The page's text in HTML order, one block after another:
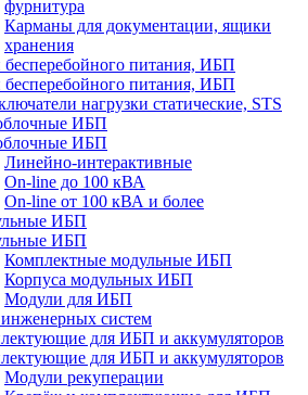
фурнитура
Карманы для документации, ящики
хранения
питания, ИБП
питания, ИБП
нагрузки статические, STS
ИБП
ИБП
Линейно-интерактивные
On-line до 100 кВА
On-line от 100 кВА и более
ИБП
ИБП
Комплектные модульные ИБП
Корпуса модульных ИБП
Модули для ИБП
систем
для ИБП и аккумуляторов
для ИБП и аккумуляторов
Модули рекуперации